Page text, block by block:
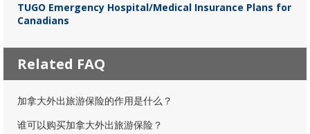
TUGO Emergency Hospital/Medical Insurance Plans for
Canadians
Related FAQ
加拿大外出旅游保险的作用是什么？
谁可以购买加拿大外出旅游保险？